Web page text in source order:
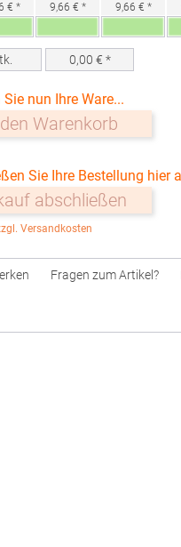
€ *
9,66 € *
9,66 € *
0,00 € *
nun Ihre Ware...
Warenkorb
Sie Ihre Bestellung hier
abschließen
Versandkosten
Fragen zum Artikel?